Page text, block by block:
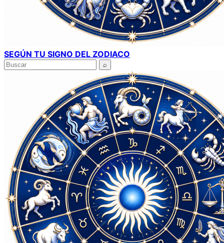
SEGÚN TU SIGNO DEL ZODIACO
Buscar
⌕